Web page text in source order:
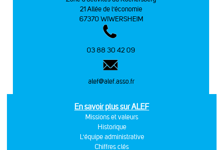
21 Allée de l’économie
67370 WIWERSHEIM
03 88 30 42 09
alef@alef.asso.fr
En savoir plus sur ALEF
Missions et valeurs
Historique
L'équipe administrative
Chiffres clés